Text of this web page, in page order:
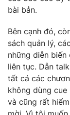
® Cấm sao chép
thuận bằng văn
thông tin từ
bài bản.
Bên cạnh đó,
sách quản lý,
những diễn
liên tục. Dẫn
tất cả các
không dùng
và cũng rất